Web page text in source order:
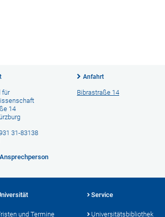
für
14
31-83138
Anfahrt
Bibrastraße 14
und Termine
Service
Universitätsbibliothek